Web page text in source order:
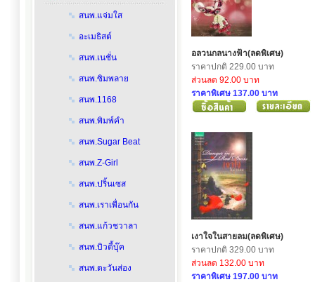
สนพ.แจ่มใส
อะเมธิสต์
สนพ.เนชั่น
สนพ.ซิมพลาย
สนพ.1168
สนพ.พิมพ์คำ
สนพ.Sugar Beat
สนพ.Z-Girl
สนพ.ปริ้นเซส
สนพ.เราเพื่อนกัน
สนพ.แก้วชวาลา
สนพ.บิวตี้บุ๊ค
สนพ.ตะวันส่อง
อลวนกลนางฟ้า(ลดพิเศษ)
ราคาปกติ 229.00 บาท
ส่วนลด 92.00 บาท
ราคาพิเศษ 137.00 บาท
เงาใจในสายลม(ลดพิเศษ)
ราคาปกติ 329.00 บาท
ส่วนลด 132.00 บาท
ราคาพิเศษ 197.00 บาท